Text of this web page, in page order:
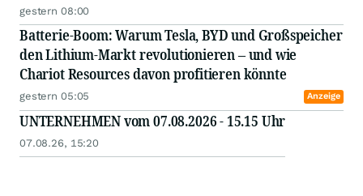
gestern 08:00
Batterie-Boom: Warum Tesla, BYD und Großspeicher
den Lithium-Markt revolutionieren – und wie
Chariot Resources davon profitieren könnte
gestern 05:05 Anzeige
UNTERNEHMEN vom 07.08.2026 - 15.15 Uhr
07.08.26, 15:20